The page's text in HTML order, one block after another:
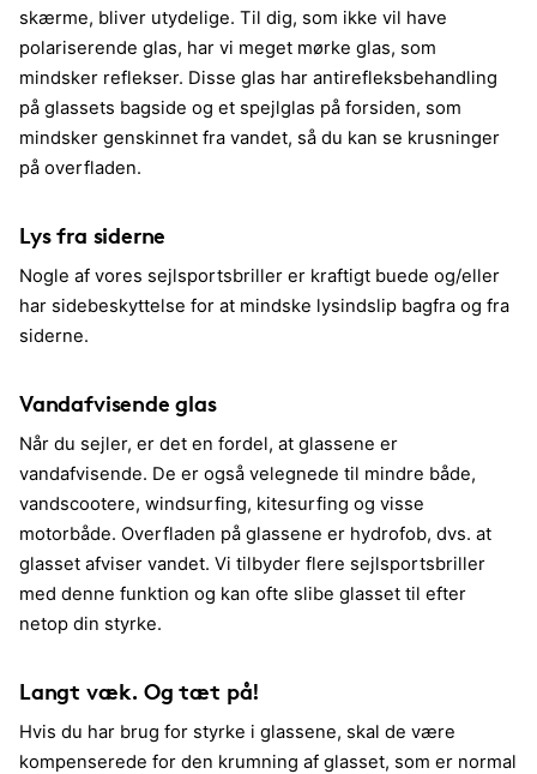
skærme, bliver utydelige. Til dig, som ikke vil have
polariserende glas, har vi meget mørke glas, som
mindsker reflekser. Disse glas har antirefleksbehandling
på glassets bagside og et spejlglas på forsiden, som
mindsker genskinnet fra vandet, så du kan se krusninger
på overfladen.
Lys fra siderne
Nogle af vores sejlsportsbriller er kraftigt buede og/eller
har sidebeskyttelse for at mindske lysindslip bagfra og fra
siderne.
Vandafvisende glas
Når du sejler, er det en fordel, at glassene er
vandafvisende. De er også velegnede til mindre både,
vandscootere, windsurfing, kitesurfing og visse
motorbåde. Overfladen på glassene er hydrofob, dvs. at
glasset afviser vandet. Vi tilbyder flere sejlsportsbriller
med denne funktion og kan ofte slibe glasset til efter
netop din styrke.
Langt væk. Og tæt på!
Hvis du har brug for styrke i glassene, skal de være
kompenserede for den krumning af glasset, som er normal